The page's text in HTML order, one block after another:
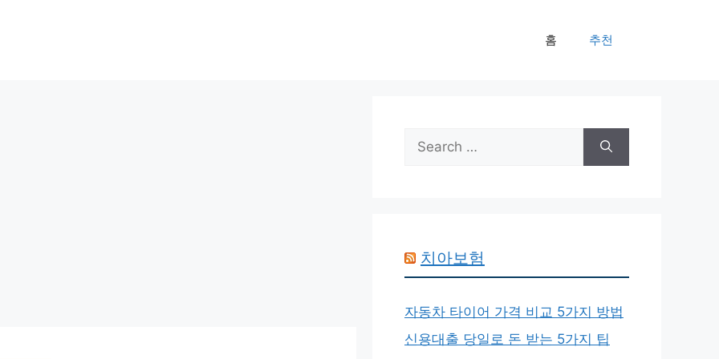
홈 추천
Search
for:
치아보험
자동차 타이어 가격 비교 5가지 방법
신용대출 당일로 돈 받는 5가지 팁